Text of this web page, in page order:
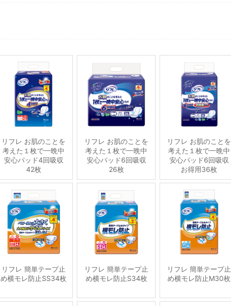
リフレ お肌のことを
考えた１枚で一晩中
安心パッド4回吸収
42枚
リフレ お肌のことを
考えた１枚で一晩中
安心パッド6回吸収
26枚
リフレ お肌のことを
考えた１枚で一晩中
安心パッド6回吸収
お得用36枚
リフレ 簡単テープ止
め横モレ防止SS34枚
リフレ 簡単テープ止
め横モレ防止S34枚
リフレ 簡単テープ止
め横モレ防止M30枚